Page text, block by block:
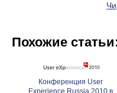
Похожие
Конференция User
Experience Russia 2010 в